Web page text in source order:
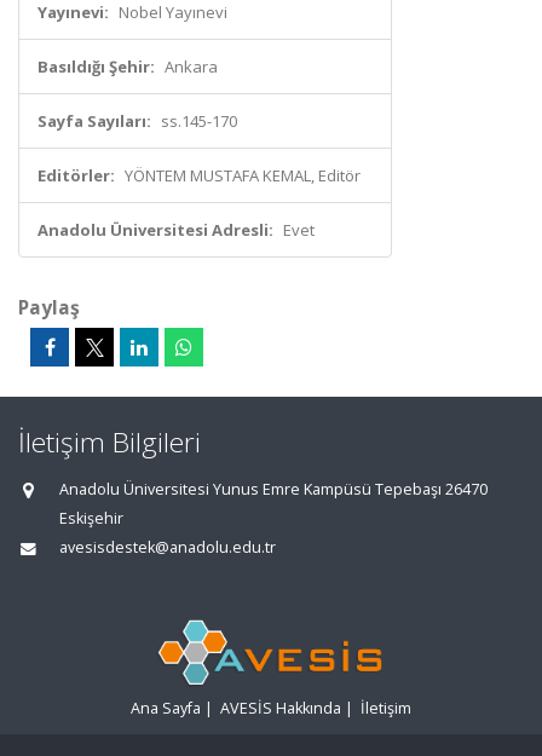
Yayınevi: Nobel Yayınevi
Basıldığı Şehir: Ankara
Sayfa Sayıları: ss.145-170
Editörler: YÖNTEM MUSTAFA KEMAL, Editör
Anadolu Üniversitesi Adresli: Evet
Paylaş
İletişim Bilgileri
Anadolu Üniversitesi Yunus Emre Kampüsü Tepebaşı 26470
Eskişehir
avesisdestek@anadolu.edu.tr
Ana Sayfa | AVESİS Hakkında | İletişim